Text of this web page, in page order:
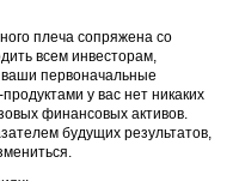
плеча сопряжена со
всем инвесторам,
первоначальные
у вас нет никаких
финансовых активов.
будущих результатов,